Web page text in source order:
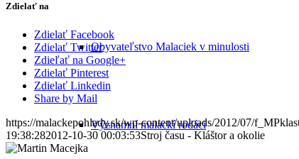
Obyvateľstvo Malaciek v minulosti
Významní malackí rodáci
Zdielať na
Zdielať Facebook
Zdielať Twitter
Zdieľať na Google+
Zdielať Pinterest
Zdielať Linkedin
Share by Mail
https://malackepohlady.sk/wp-content/uploads/2012/07/
19:38:282012-10-30 00:03:53Stroj času - Kláštor a okolie